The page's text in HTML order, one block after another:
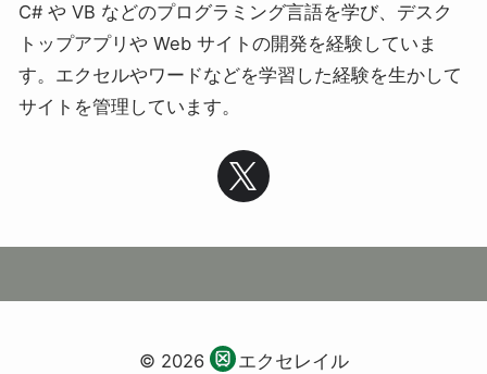
C# や VB などのプログラミング言語を学び、デスク
トップアプリや Web サイトの開発を経験していま
す。エクセルやワードなどを学習した経験を生かして
サイトを管理しています。
© 2026 エクセレイル